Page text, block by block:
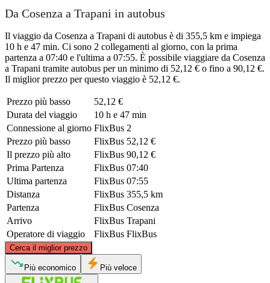
Da Cosenza a Trapani in autobus
Il viaggio da Cosenza a Trapani di autobus è di 355,5 km e impiega
10 h e 47 min. Ci sono 2 collegamenti al giorno, con la prima
partenza a 07:40 e l'ultima a 07:55. È possibile viaggiare da Cosenza
a Trapani tramite autobus per un minimo di 52,12 € o fino a 90,12 €.
Il miglior prezzo per questo viaggio è 52,12 €.
Prezzo più basso
52,12 €
Durata del viaggio
10 h e 47 min
Connessione al giorno FlixBus 2
Prezzo più basso
FlixBus 52,12 €
Il prezzo più alto
FlixBus 90,12 €
Prima Partenza
FlixBus 07:40
Ultima partenza
FlixBus 07:55
Distanza
FlixBus 355,5 km
Partenza
FlixBus Cosenza
Arrivo
FlixBus Trapani
Operatore di viaggio
FlixBus FlixBus
Cerca il miglior prezzo
©CARTO
Più economico Più veloce